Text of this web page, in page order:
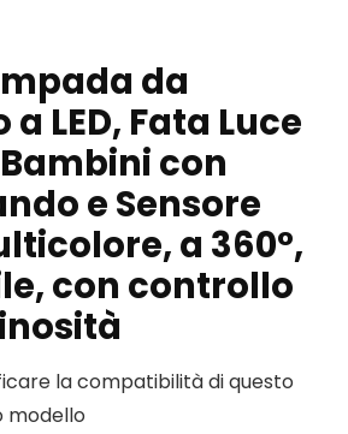
da
LED, Fata Luce
con
e Sensore
a 360°,
con controllo
la compatibilità di questo
modello